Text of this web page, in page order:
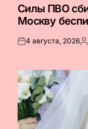
Силы ПВО
Москву
Опубликовано
4 августа, 2026